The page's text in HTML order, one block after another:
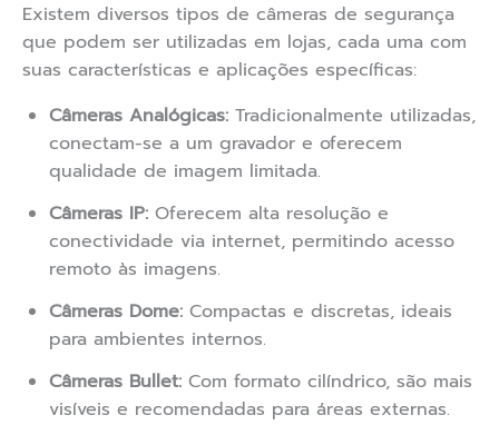
Existem diversos tipos de câmeras de segurança
que podem ser utilizadas em lojas, cada uma com
suas características e aplicações específicas:
Câmeras Analógicas: Tradicionalmente utilizadas,
conectam-se a um gravador e oferecem
qualidade de imagem limitada.
Câmeras IP: Oferecem alta resolução e
conectividade via internet, permitindo acesso
remoto às imagens.
Câmeras Dome: Compactas e discretas, ideais
para ambientes internos.
Câmeras Bullet: Com formato cilíndrico, são mais
visíveis e recomendadas para áreas externas.